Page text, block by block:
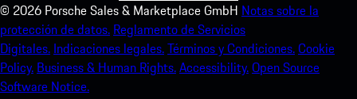
© 2026 Porsche Sales & Marketplace GmbH Notas sobre la
protección de datos. Reglamento de Servicios
Digitales. Indicaciones legales.Términos y Condiciones.Cookie
Policy. Business & Human Rights.Accessibility.Open Source
Software Notice.